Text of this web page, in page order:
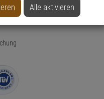
- Modell: Hanwha Vision
Alle aktivieren